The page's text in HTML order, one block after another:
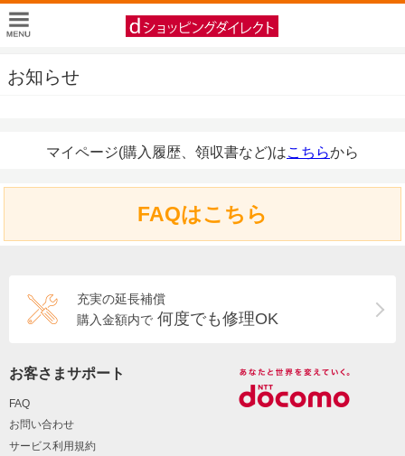
お知らせ
マイページ(購入履歴、領収書など)はこちらから
FAQはこちら
充実の延長補償
購入金額内で 何度でも修理OK
お客さまサポート
FAQ
お問い合わせ
サービス利用規約